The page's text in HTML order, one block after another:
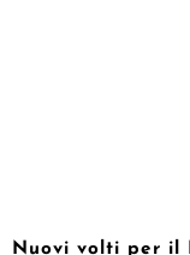
Nuovi volti per il